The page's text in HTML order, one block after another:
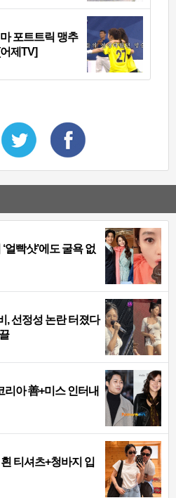
포트트릭 맹추
제TV]
얼빡샷’에도 굴욕 없
, 선정성 논란 터졌다
리아 善+미스 인터내
티셔츠+청바지 입